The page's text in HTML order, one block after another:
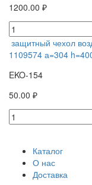
1200.00 ₽
защитный чехол
1109574 а=304
EKO-154
50.00 ₽
Каталог
О нас
Доставка